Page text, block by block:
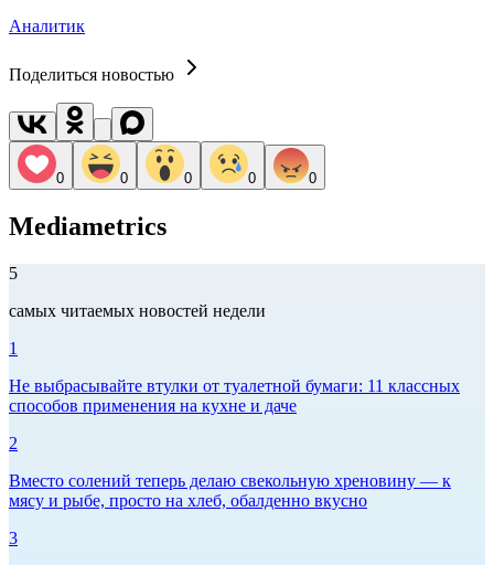
Аналитик
Поделиться новостью
0 0 0 0 0
Mediametrics
5
самых читаемых новостей недели
1
Не выбрасывайте втулки от туалетной бумаги: 11 классных
способов применения на кухне и даче
2
Вместо солений теперь делаю свекольную хреновину — к
мясу и рыбе, просто на хлеб, обалденно вкусно
3